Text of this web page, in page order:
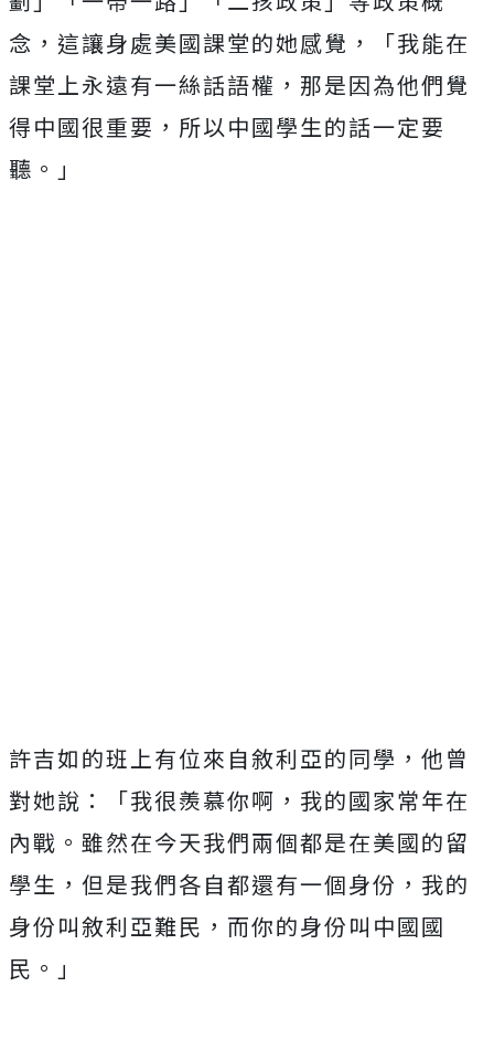
念，這讓身處美國課堂的她感覺，「我能在
課堂上永遠有一絲話語權，那是因為他們覺
得中國很重要，所以中國學生的話一定要
聽。」
許吉如的班上有位來自敘利亞的同學，他曾
對她說：「我很羨慕你啊，我的國家常年在
內戰。雖然在今天我們兩個都是在美國的留
學生，但是我們各自都還有一個身份，我的
身份叫敘利亞難民，而你的身份叫中國國
民。」